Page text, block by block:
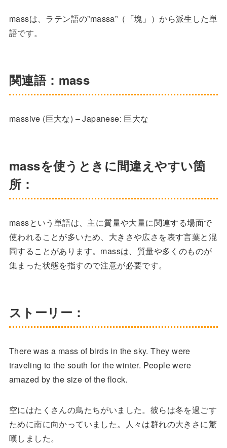
massは、ラテン語の”massa”（「塊」）から派生した単
語です。
関連語：mass
massive (巨大な) – Japanese: 巨大な
massを使うときに間違えやすい箇
所：
massという単語は、主に質量や大量に関連する場面で
使われることが多いため、大きさや広さを表す言葉と混
同することがあります。massは、質量や多くのものが
集まった状態を指すので注意が必要です。
ストーリー：
There was a mass of birds in the sky. They were
traveling to the south for the winter. People were
amazed by the size of the flock.
空にはたくさんの鳥たちがいました。彼らは冬を過ごす
ために南に向かっていました。人々は群れの大きさに驚
嘆しました。